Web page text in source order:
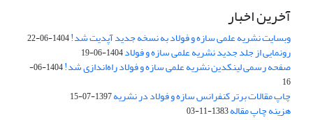
آخرین اخبار
وبسایت نشریه علمی سازه و فولاد به نسخه جدید آپدیت شد!1404-06-22
رونمایی از جلد جدید نشریه علمی سازه و فولاد1404-06-19
صفحه رسمی لینکدین نشریه علمی سازه و فولاد راه‌اندازی شد!
1404-06-
16
چاپ مقالات برتر کنفرانس سازه و فولاد در نشریه1397-07-15
هزینه چاپ مقاله1383-11-03